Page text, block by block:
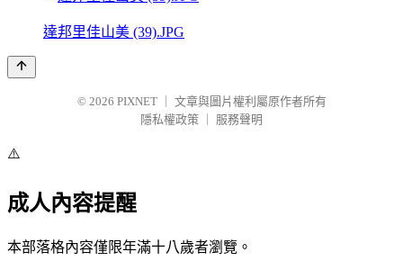
達邦里佳山美 (39).JPG
© 2026 PIXNET
文章與圖片權利屬原作者所有
隱私權政策
服務聲明
⚠️
成人內容提醒
本部落格內容僅限年滿十八歲者瀏覽。